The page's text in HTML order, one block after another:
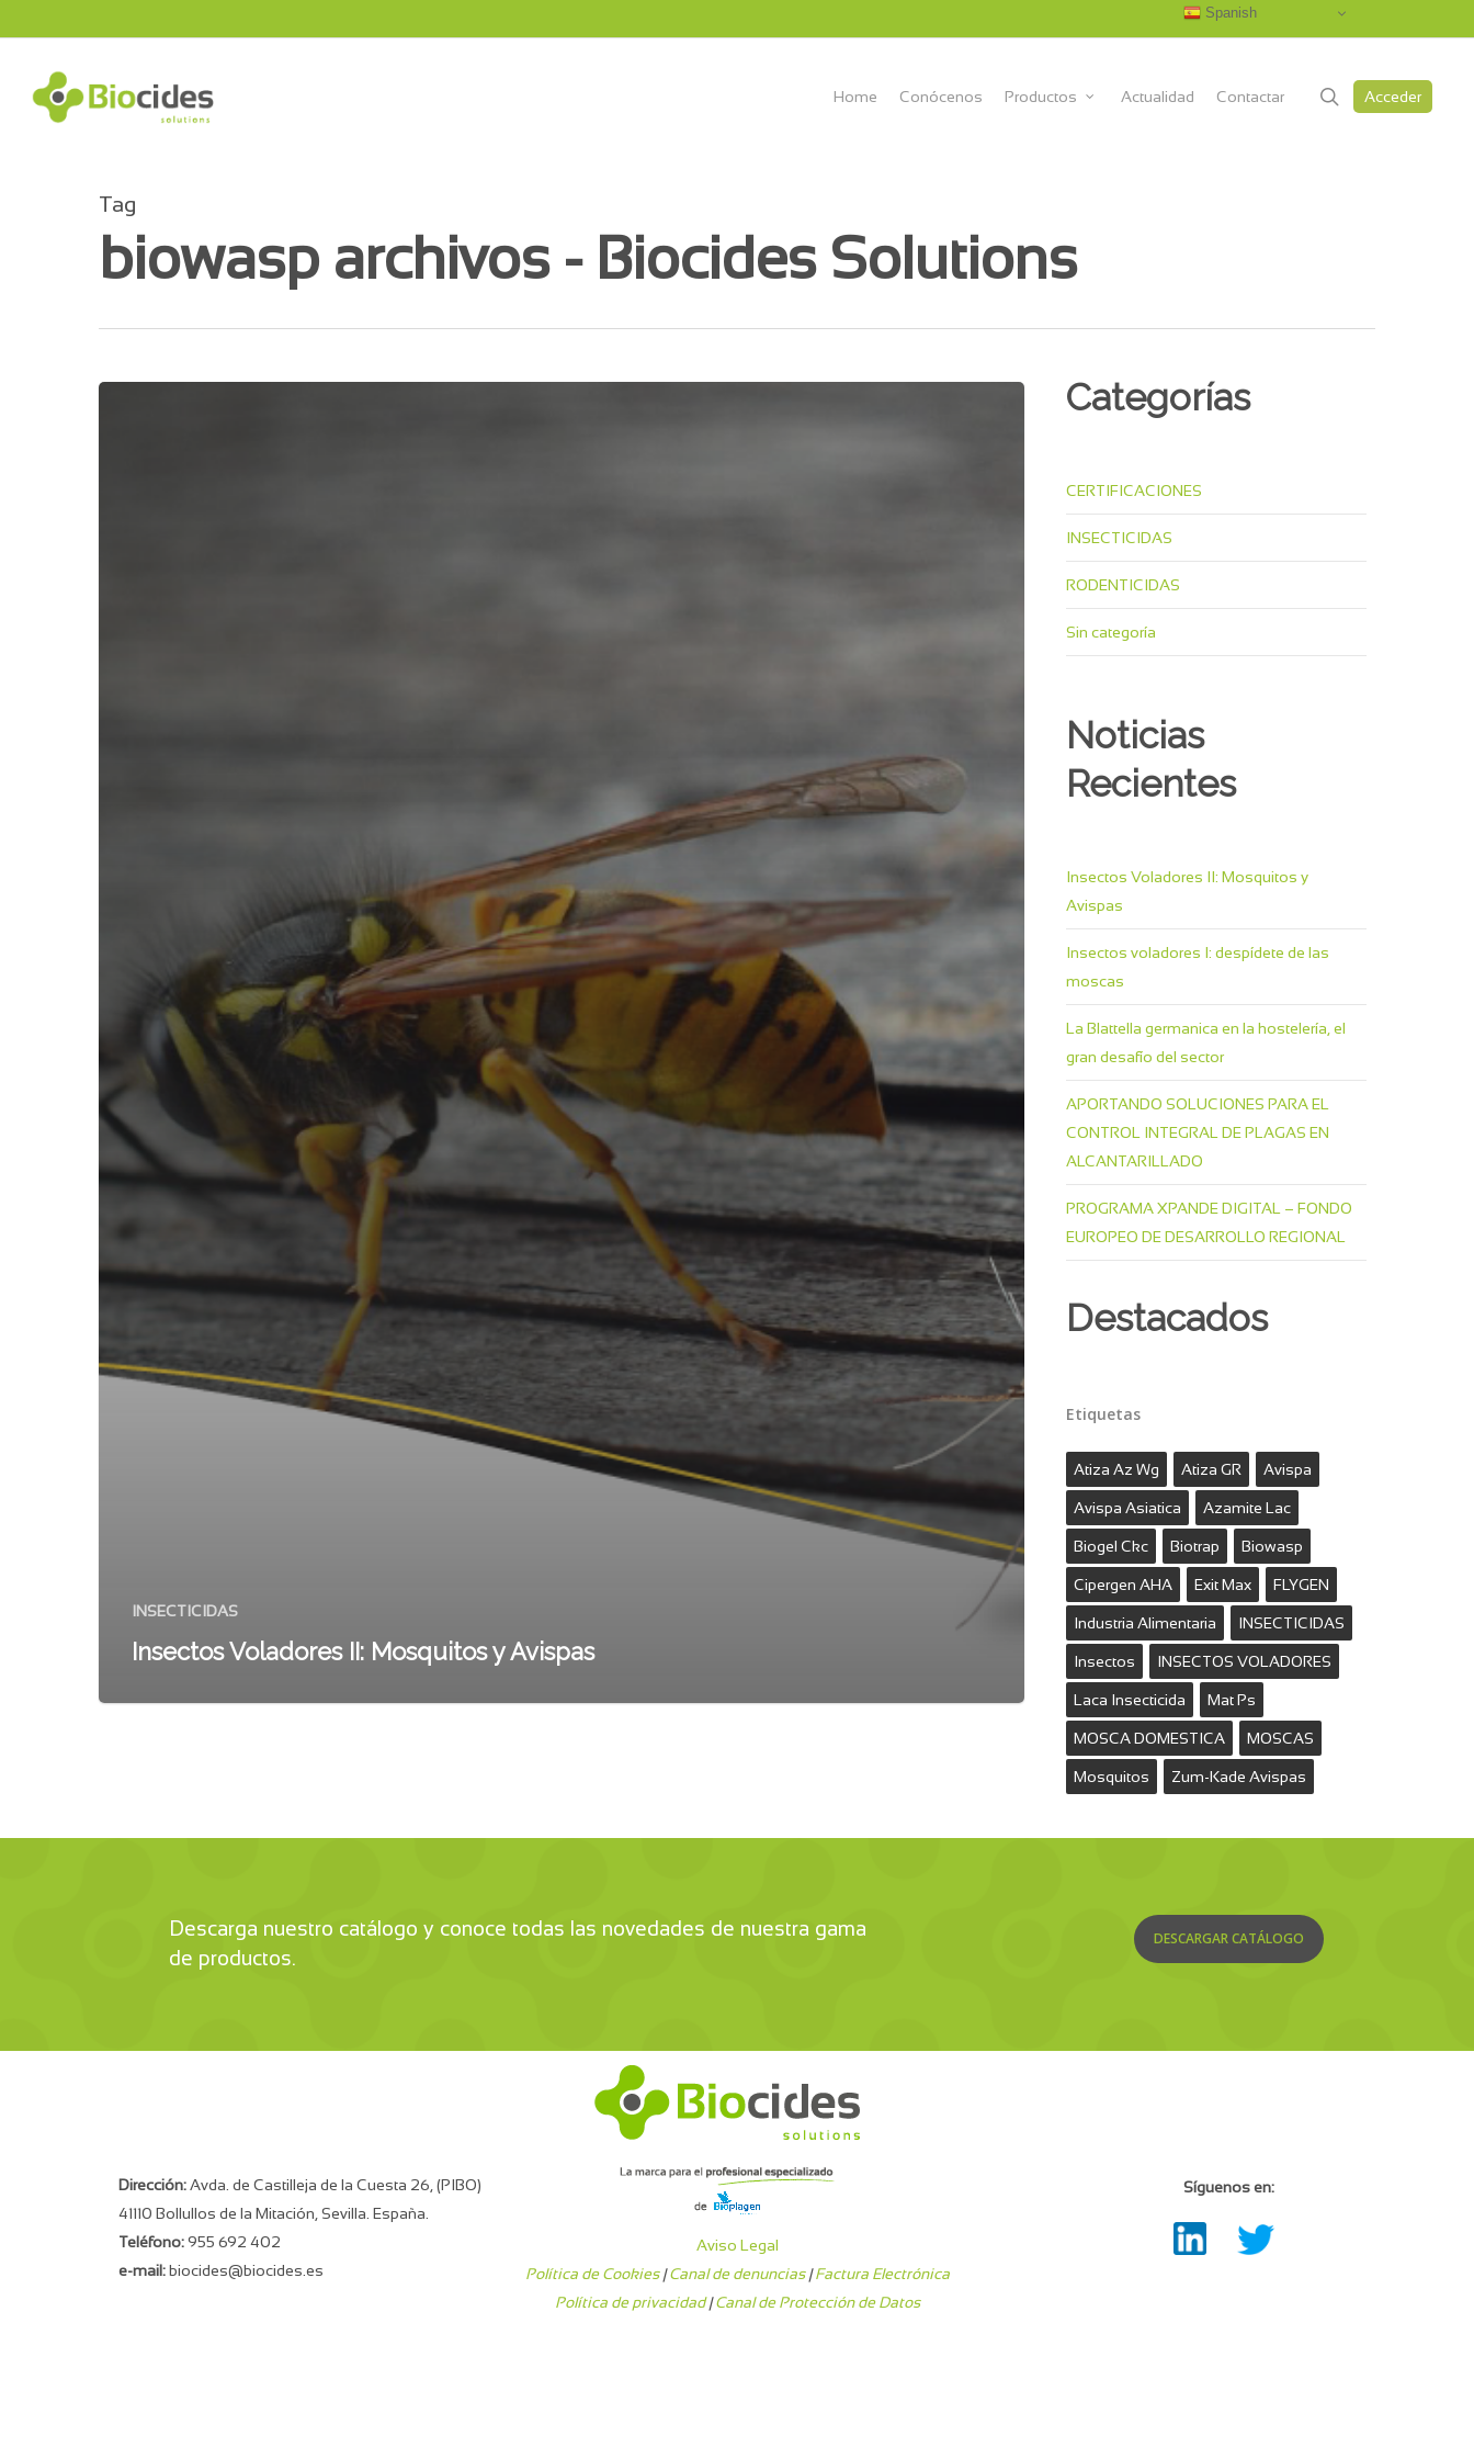
to
content
Home Conócenos Productos Actualidad Contactar search
Acceder
Tag
biowasp archivos - Biocides Solutions
INSECTICIDAS
Insectos Voladores II: Mosquitos y Avispas
Categorías
CERTIFICACIONES
INSECTICIDAS
RODENTICIDAS
Sin categoría
Noticias
Recientes
Insectos Voladores II: Mosquitos y
Avispas
Insectos voladores I: despídete de las
moscas
La Blattella germanica en la hostelería, el
gran desafío del sector
APORTANDO SOLUCIONES PARA EL
CONTROL INTEGRAL DE PLAGAS EN
ALCANTARILLADO
PROGRAMA XPANDE DIGITAL – FONDO
EUROPEO DE DESARROLLO REGIONAL
Destacados
Etiquetas
Atiza Az Wg Atiza GR Avispa
Avispa Asiatica Azamite Lac
Biogel Ckc Biotrap Biowasp
Cipergen AHA Exit Max FLYGEN
Industria Alimentaria INSECTICIDAS
Insectos INSECTOS VOLADORES
Laca Insecticida Mat Ps
MOSCA DOMESTICA MOSCAS
Mosquitos Zum-Kade Avispas
Descarga nuestro catálogo y conoce todas las novedades de nuestra gama
de productos.
DESCARGAR CATÁLOGO
Dirección:Avda. de Castilleja de la Cuesta 26, (PIBO)
41110 Bollullos de la Mitación, Sevilla. España.
Teléfono:955 692 402
e-mail:biocides@biocides.es
Aviso Legal
Política de Cookies|Canal de denuncias|Factura Electrónica
Política de privacidad|Canal de Protección de Datos
Síguenos en:
Spanish